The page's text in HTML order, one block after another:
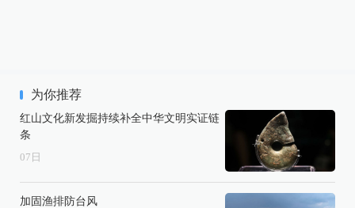
为你推荐
红山文化新发掘持续补全中华文明实证链
条
07 日
加固渔排防台风